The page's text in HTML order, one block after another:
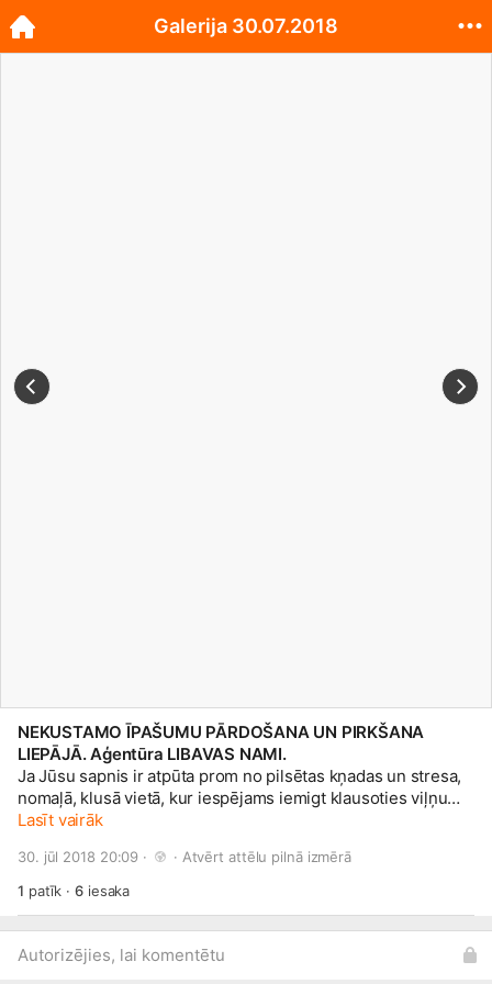
NEKUSTAMO ĪPAŠUMU PĀRDOŠANA UN PIRKŠANA
LIEPĀJĀ. Aģentūra LIBAVAS NAMI.
Ja Jūsu sapnis ir atpūta prom no pilsētas kņadas un stresa,
nomaļā, klusā vietā, kur iespējams iemigt klausoties viļņu
šalkoņā un pavadīt romantiskus, mierpilnus vakarus savā
iespēja īstenot sapņus! Pārdod divstāvu ķieģeļu mūra māju
tikai 100 m no jūras. Zemes gabals ar 300m jūras robežu, 25
platība 265.90 m2, zemes platība 3,7ha. Māja ir uzcelta pēs
apstiprināta projekta un nodota ekspluatācijā 2008.gadā.
Lasīt vairāk
30. jūl 2018 20:09 · · Atvērt attēlu pilnā izmērā
1 patīk ·6iesaka
Autorizējies, lai komentētu
Galerija 30.07.2018